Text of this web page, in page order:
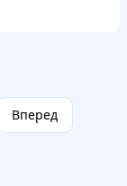
Вперед